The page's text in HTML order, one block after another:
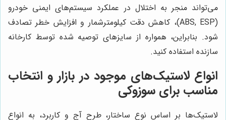
می‌تواند منجر به اختلال در عملکرد سیستم‌های ایمنی خودرو
(ABS, ESP)، کاهش دقت کیلومترشمار و افزایش خطر تصادف
شود. بنابراین، همواره از سایزهای توصیه شده توسط کارخانه
سازنده استفاده کنید.
انواع لاستیک‌های موجود در بازار و انتخاب
مناسب برای سوزوکی
لاستیک‌ها بر اساس نوع ساختار، طرح آج و کاربرد، به انواع